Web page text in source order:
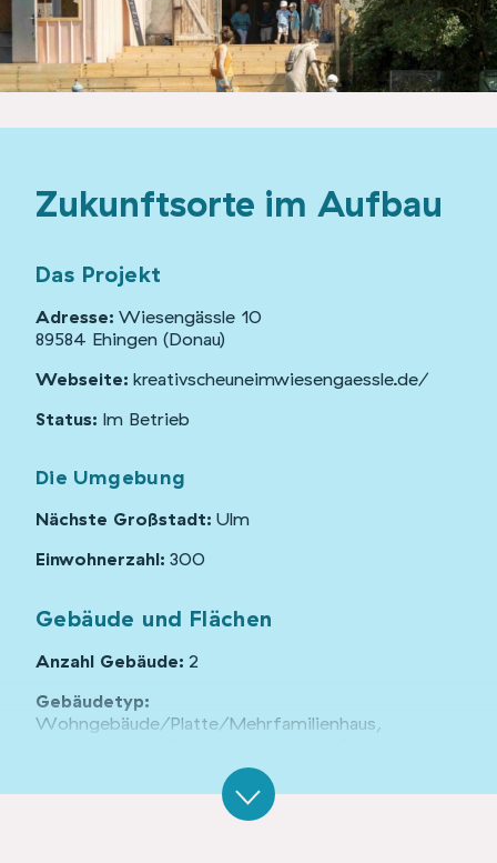
Zukunftsorte im Aufbau
Das Projekt
Adresse: Wiesengässle 10
89584 Ehingen (Donau)
Webseite: kreativscheuneimwiesengaessle.de/
Status: Im Betrieb
Die Umgebung
Nächste Großstadt: Ulm
Einwohnerzahl: 300
Gebäude und Flächen
Anzahl Gebäude: 2
Gebäudetyp:
Wohngebäude/Platte/Mehrfamilienhaus,
Unternehmen